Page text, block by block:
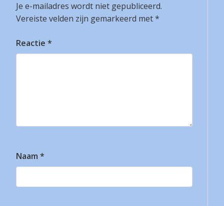
Je e-mailadres wordt niet gepubliceerd.
Vereiste velden zijn gemarkeerd met*
Reactie *
Naam *